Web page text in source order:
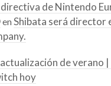
de Nintendo
en Shibata será director
de verano
hoy